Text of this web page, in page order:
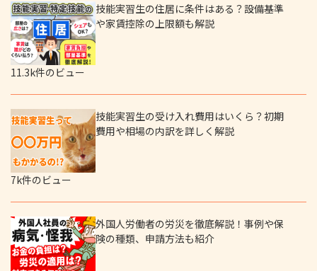
技能実習生の住居に条件はある？設備基準
や家賃控除の上限額も解説
11.3k件のビュー
技能実習生の受け入れ費用はいくら？初期
費用や相場の内訳を詳しく解説
7k件のビュー
外国人労働者の労災を徹底解説！事例や保
険の種類、申請方法も紹介